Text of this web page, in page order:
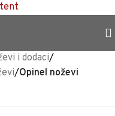
i dodaci/
/Opinel noževi